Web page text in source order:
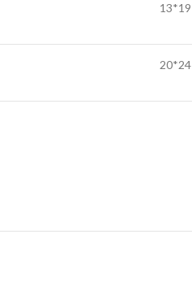
19*13
24*20